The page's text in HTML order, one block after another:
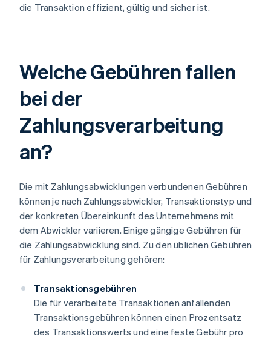
die Transaktion effizient, gültig und sicher ist.
Welche Gebühren fallen
bei der
Zahlungsverarbeitung
an?
Die mit Zahlungsabwicklungen verbundenen Gebühren
können je nach Zahlungsabwickler, Transaktionstyp und
der konkreten Übereinkunft des Unternehmens mit
dem Abwickler variieren. Einige gängige Gebühren für
die Zahlungsabwicklung sind. Zu den üblichen Gebühren
für Zahlungsverarbeitung gehören:
Transaktionsgebühren
Die für verarbeitete Transaktionen anfallenden
Transaktionsgebühren können einen Prozentsatz
des Transaktionswerts und eine feste Gebühr pro